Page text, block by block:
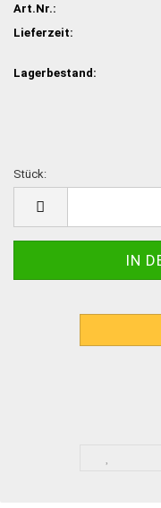
Art.Nr.:
Lieferzeit:
Lagerbestand:
Stück: